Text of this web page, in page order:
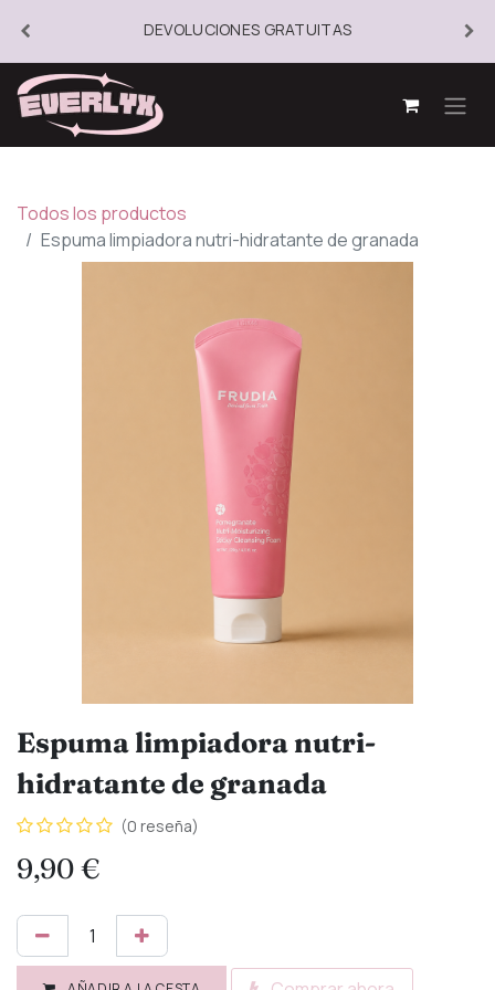
DEVOLUCIONES GRATUITAS
Todos los productos
Espuma limpiadora nutri-hidratante de granada
Espuma limpiadora nutri-
hidratante de granada
(0 reseña)
9,90€